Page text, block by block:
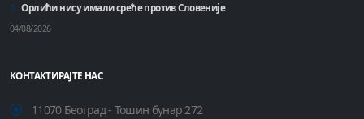
Орлићи нису имали среће против Словеније
04/08/2026
КОНТАКТИРАЈТЕ НАС
11070 Београд - Тошин бунар 272